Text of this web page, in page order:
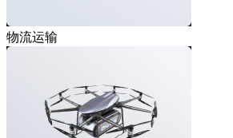
物流运输